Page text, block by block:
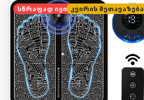
სწრაფად იყიდება
კვირის შეთავაზება